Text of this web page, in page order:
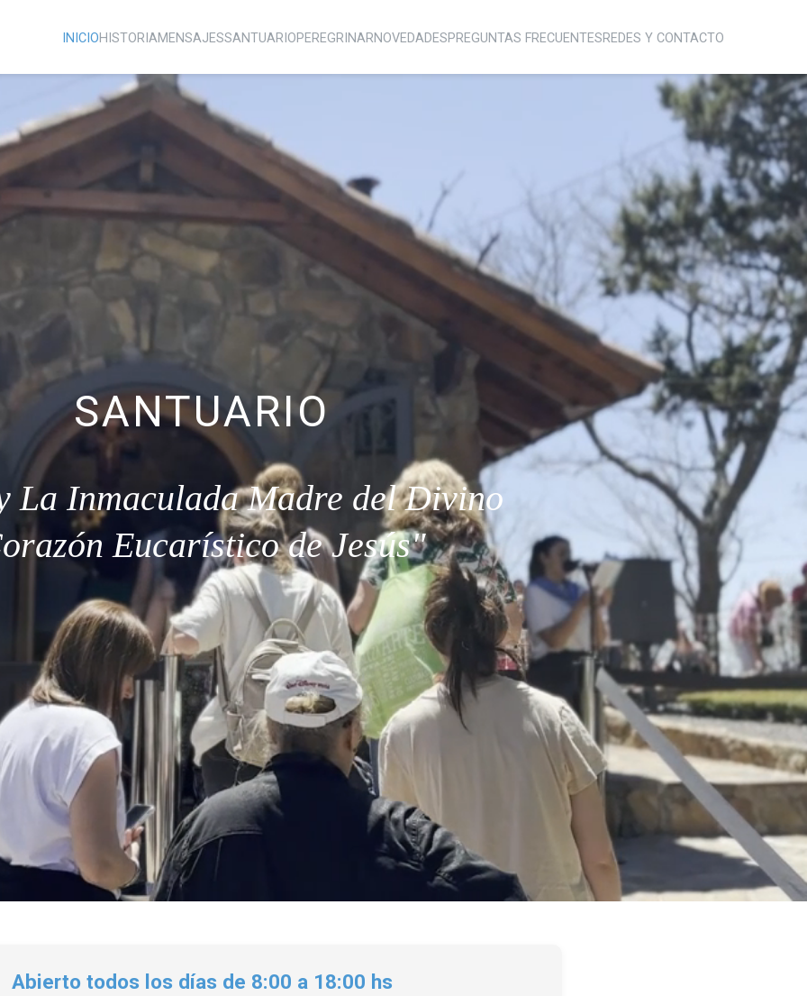
INICIOHISTORIAMENSAJESSANTUARIOPEREGRINARNOVEDADESPREGUNTAS FRECUENTESREDES Y CONTACTO
SANTUARIO
La Inmaculada Madre del Divino
Eucarístico de Jesús"
Abierto todos los días de 8:00 a 18:00 hs